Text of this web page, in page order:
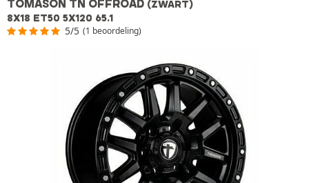
TOMASON TN OFFROAD (ZWART)
8X18 ET50 5X120 65.1
5/5 (1 beoordeling)